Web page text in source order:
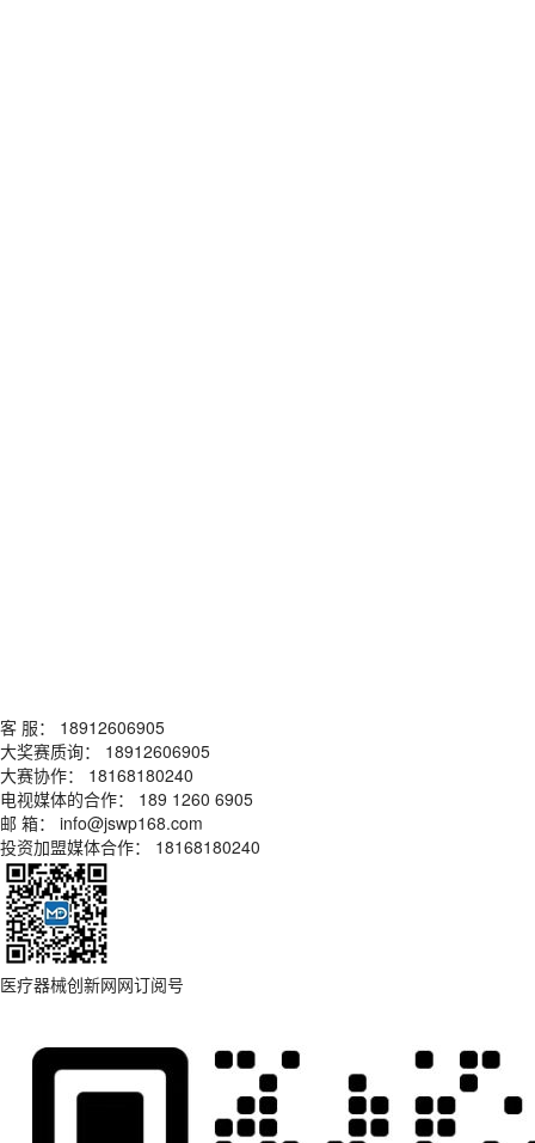
客 服： 18912606905
大奖赛质询： 18912606905
大赛协作： 18168180240
电视媒体的合作： 189 1260 6905
邮 箱： info@jswp168.com
投资加盟媒体合作： 18168180240
医疗器械创新网网订阅号